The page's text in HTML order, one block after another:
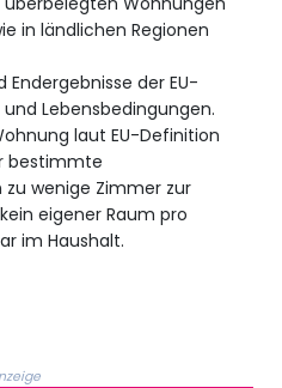
in ländlichen Regionen
der EU-
Lebensbedingungen.
laut EU-Definition
bestimmte
wenige Zimmer zur
eigener Raum pro
im Haushalt.